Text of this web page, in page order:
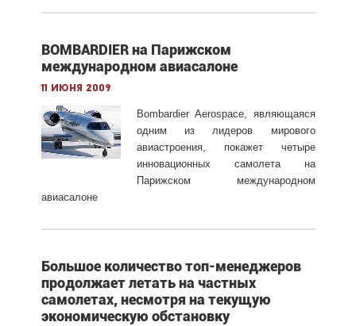
BOMBARDIER на Парижском
международном авиасалоне
11 июня 2009
Bombardier Aerospace, являющаяся
одним из лидеров мирового
авиастроения, покажет четыре
инновационных самолета на
Парижском международном
авиасалоне
Большое количество топ-менеджеров
продолжает летать на частных
самолетах, несмотря на текущую
экономическую обстановку